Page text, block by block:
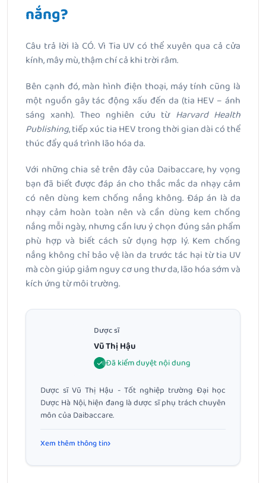
nắng?
Câu trả lời là CÓ. Vì Tia UV có thể xuyên qua cả cửa
kính, mây mù, thậm chí cả khi trời râm.
Bên cạnh đó, màn hình điện thoại, máy tính cũng là
một nguồn gây tác động xấu đến da (tia HEV – ánh
sáng xanh). Theo nghiên cứu từ Harvard Health
Publishing, tiếp xúc tia HEV trong thời gian dài có thể
thúc đẩy quá trình lão hóa da.
Với những chia sẻ trên đây của Daibaccare, hy vọng
bạn đã biết được đáp án cho thắc mắc da nhạy cảm
có nên dùng kem chống nắng không. Đáp án là da
nhạy cảm hoàn toàn nên và cần dùng kem chống
nắng mỗi ngày, nhưng cần lưu ý chọn đúng sản phẩm
phù hợp và biết cách sử dụng hợp lý. Kem chống
nắng không chỉ bảo vệ làn da trước tác hại từ tia UV
mà còn giúp giảm nguy cơ ung thư da, lão hóa sớm và
kích ứng từ môi trường.
Dược sĩ
Vũ Thị Hậu
Đã kiểm duyệt nội dung
Dược sĩ Vũ Thị Hậu - Tốt nghiệp trường Đại học
Dược Hà Nội, hiện đang là dược sĩ phụ trách chuyên
môn của Daibaccare.
Xem thêm thông tin